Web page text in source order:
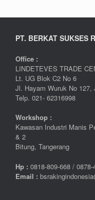
PT. BERKAT SUKSES
Office :
LINDETEVES TRADE
Lt. UG Blok C2 No 6
Jl. Hayam Wuruk No 127,
Telp. 021- 62316998
Workshop :
Kawasan Industri Manis
& 2
Bitung, Tangerang
Hp : 0818-809-668 / 0878-
Email :